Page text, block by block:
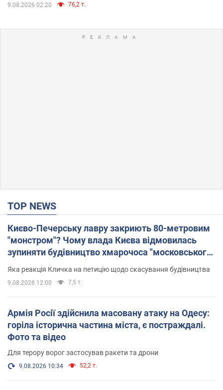
9.08.2026 02:20 76,2 т.
TOP NEWS
Києво-Печерську лавру закриють 80-метровим
"монстром"? Чому влада Києва відмовилась
зупиняти будівництво хмарочоса "московського
вірянина"
Яка реакція Кличка на петицію щодо скасування будівництва
9.08.2026 12:00 7,5 т.
Армія Росії здійснила масовану атаку на Одесу:
горіла історична частина міста, є постраждалі.
Фото та відео
Для терору ворог застосував ракети та дрони
9.08.2026 10:34 52,2 т.